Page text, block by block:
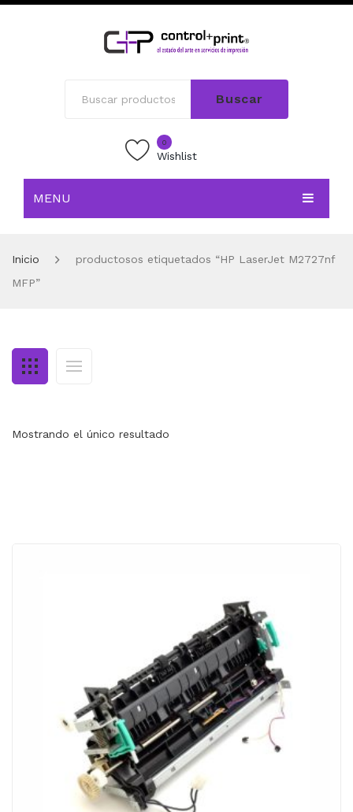
Buscar
0
Wishlist
MENU
TIENDA
MI CUENTA
Inicio
productosos etiquetados “HP LaserJet M2727nf
MFP”
Mostrando el único resultado